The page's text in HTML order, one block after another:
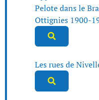
Pelote dans le
Ottignies 1900-
Les rues de